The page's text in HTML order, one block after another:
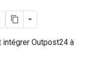
intégrer Outpost24 à